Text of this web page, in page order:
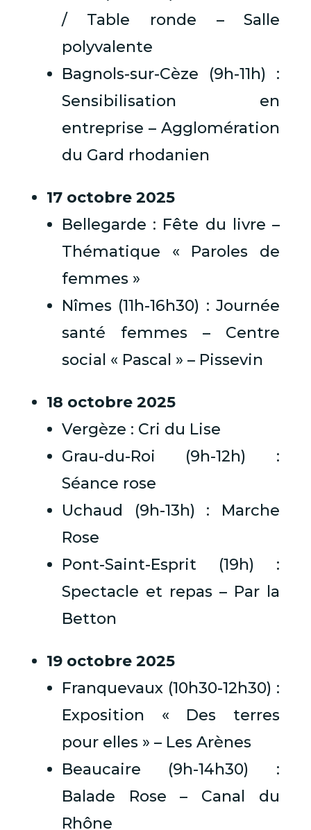
/ Table ronde – Salle
polyvalente
Bagnols-sur-Cèze (9h-11h) :
Sensibilisation en
entreprise – Agglomération
du Gard rhodanien
17 octobre 2025
Bellegarde : Fête du livre –
Thématique « Paroles de
femmes »
Nîmes (11h-16h30) : Journée
santé femmes – Centre
social « Pascal » – Pissevin
18 octobre 2025
Vergèze : Cri du Lise
Grau-du-Roi (9h-12h) :
Séance rose
Uchaud (9h-13h) : Marche
Rose
Pont-Saint-Esprit (19h) :
Spectacle et repas – Par la
Betton
19 octobre 2025
Franquevaux (10h30-12h30) :
Exposition « Des terres
pour elles » – Les Arènes
Beaucaire (9h-14h30) :
Balade Rose – Canal du
Rhône